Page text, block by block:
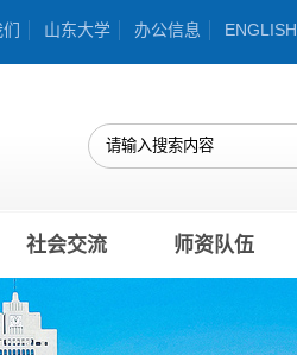
山东大学 办公信息 ENGLISH
社会交流 师资队伍